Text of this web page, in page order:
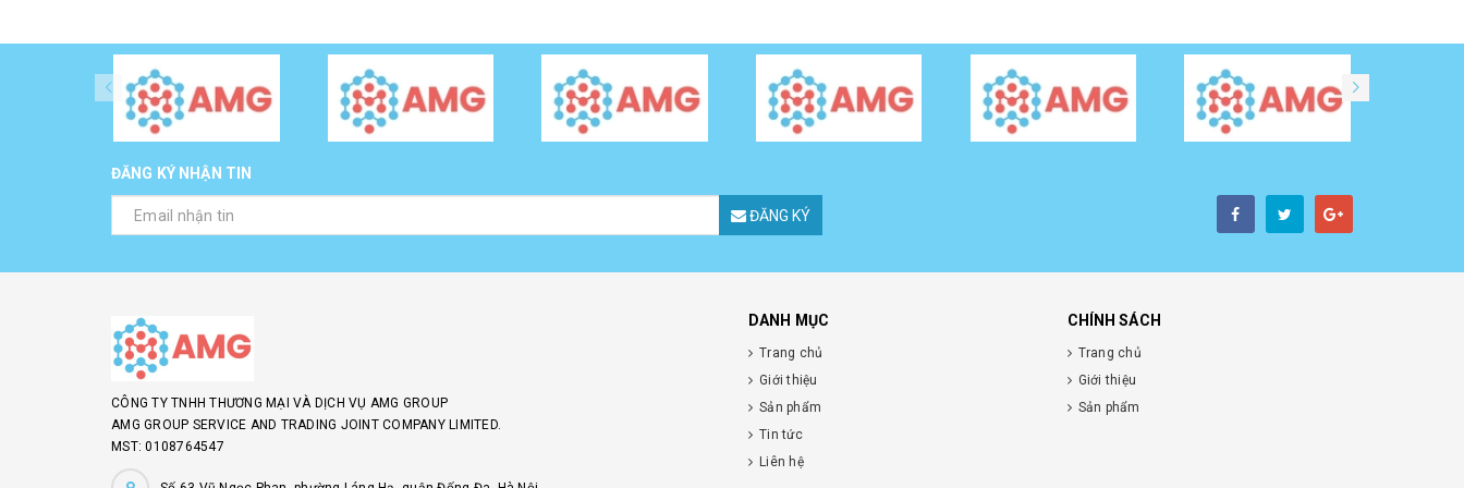
ĐĂNG KÝ NHẬN TIN
ĐĂNG KÝ
CÔNG TY TNHH THƯƠNG MẠI VÀ DỊCH VỤ AMG GROUP
AMG GROUP SERVICE AND TRADING JOINT COMPANY LIMITED.
MST: 0108764547
DANH MỤC
Trang chủ
Giới thiệu
Sản phẩm
Tin tức
Liên hệ
CHÍNH SÁCH
Trang chủ
Giới thiệu
Sản phẩm